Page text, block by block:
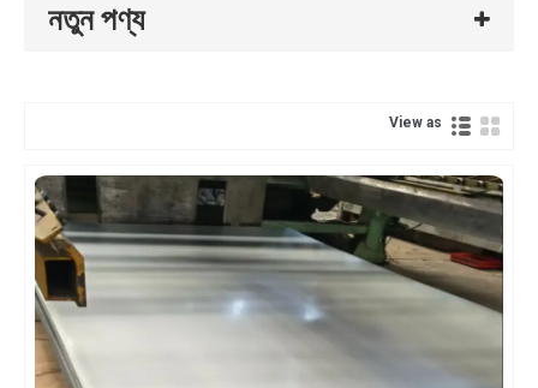
নতুন পণ্য
View as